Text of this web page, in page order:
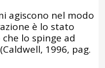
agiscono nel modo
è lo stato
lo spinge ad
1996, pag.